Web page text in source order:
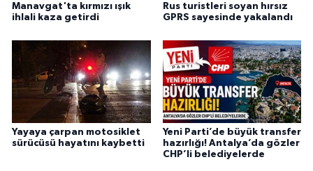
Manavgat'ta kırmızı ışık
ihlali kaza getirdi
Rus turistleri soyan hırsız
GPRS sayesinde yakalandı
Yayaya çarpan motosiklet
sürücüsü hayatını kaybetti
Yeni Parti’de büyük transfer
hazırlığı! Antalya’da gözler
CHP’li belediyelerde